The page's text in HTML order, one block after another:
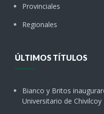
Provinciales
Regionales
ÚLTIMOS TÍTULOS
Bianco y Britos
Universitario de Chivilcoy